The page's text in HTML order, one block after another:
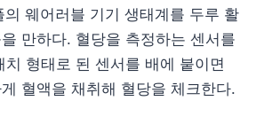
웨어러블 기기 생태계를 두루 활
만하다. 혈당을 측정하는 센서를
치 형태로 된 센서를 배에 붙이면
혈액을 채취해 혈당을 체크한다.